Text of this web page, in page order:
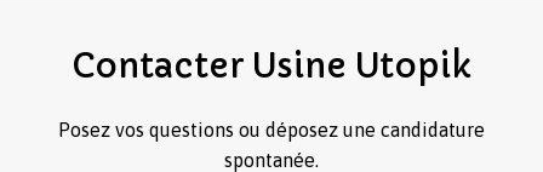
Contacter Usine Utopik
Posez vos questions ou déposez une candidature
spontanée.